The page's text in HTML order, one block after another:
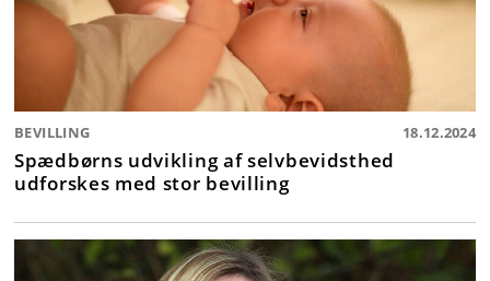
BEVILLING 18.12.2024
Spædbørns udvikling af selvbevidsthed
udforskes med stor bevilling